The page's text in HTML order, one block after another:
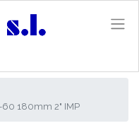
60 180mm 2" IMP